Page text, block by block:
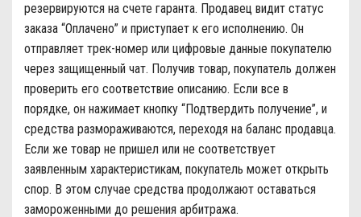
резервируются на счете гаранта. Продавец видит статус
заказа “Оплачено” и приступает к его исполнению. Он
отправляет трек-номер или цифровые данные покупателю
через защищенный чат. Получив товар, покупатель должен
проверить его соответствие описанию. Если все в
порядке, он нажимает кнопку “Подтвердить получение”, и
средства размораживаются, переходя на баланс продавца.
Если же товар не пришел или не соответствует
заявленным характеристикам, покупатель может открыть
спор. В этом случае средства продолжают оставаться
замороженными до решения арбитража.